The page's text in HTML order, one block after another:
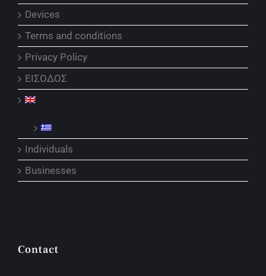
Devices
Terms and conditions
Privacy Policy
ΕΙΣΟΔΟΣ
Individuals
Businesses
Contact